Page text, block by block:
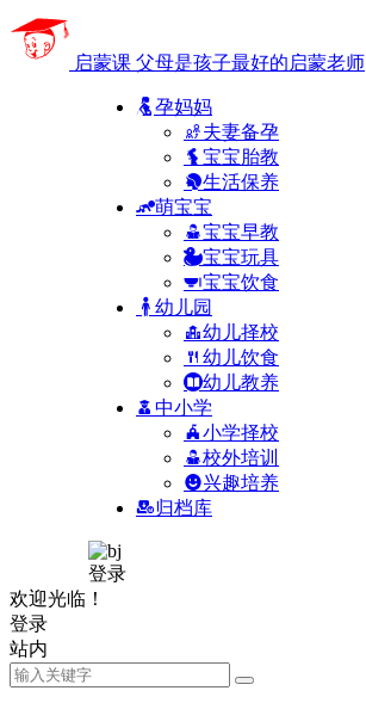
启蒙课 父母是孩子最好的启蒙老师
孕妈妈
夫妻备孕
宝宝胎教
生活保养
萌宝宝
宝宝早教
宝宝玩具
宝宝饮食
幼儿园
幼儿择校
幼儿饮食
幼儿教养
中小学
小学择校
校外培训
兴趣培养
归档库
登录
欢迎光临！
登录
站内